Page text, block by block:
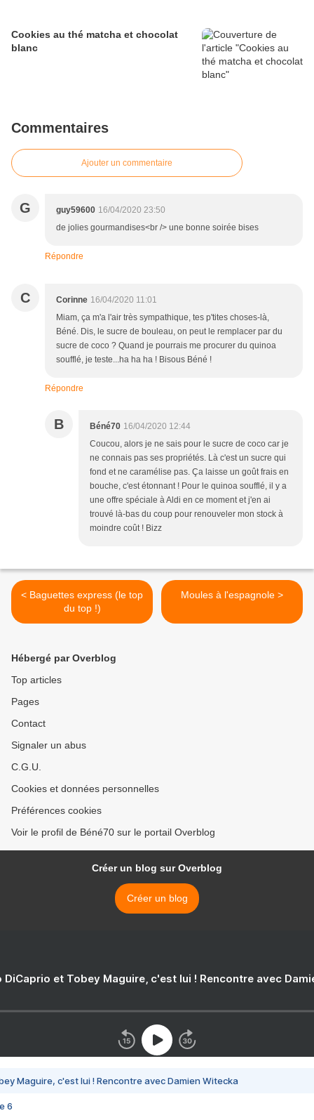
Cookies au thé matcha et chocolat
blanc
Commentaires
Ajouter un commentaire
G guy59600 16/04/2020 23:50
de jolies gourmandises<br /> une bonne soirée bises
Répondre
C Corinne 16/04/2020 11:01
Miam, ça m'a l'air très sympathique, tes p'tites choses-là,
Béné. Dis, le sucre de bouleau, on peut le remplacer par du
sucre de coco ? Quand je pourrais me procurer du quinoa
soufflé, je teste...ha ha ha ! Bisous Béné !
Répondre
B Béné70 16/04/2020 12:44
Coucou, alors je ne sais pour le sucre de coco car je
ne connais pas ses propriétés. Là c'est un sucre qui
fond et ne caramélise pas. Ça laisse un goût frais en
bouche, c'est étonnant ! Pour le quinoa soufflé, il y a
une offre spéciale à Aldi en ce moment et j'en ai
trouvé là-bas du coup pour renouveler mon stock à
moindre coût ! Bizz
< Baguettes express (le top
du top !)
Moules à l'espagnole >
Hébergé par Overblog
Top articles
Pages
Contact
Signaler un abus
C.G.U.
Cookies et données personnelles
Préférences cookies
Voir le profil de Béné70 sur le portail Overblog
Créer un blog sur Overblog
Créer un blog
DiCaprio et Tobey Maguire, c'est lui ! Rencontre avec
Maguire, c'est lui ! Rencontre avec Damien Witecka
6